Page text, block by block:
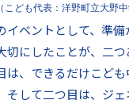
こども代表：洋野町立大野中
イベントとして、準備
切にしたことが、二
は、できるだけこど
そして二つ目は、ジェ